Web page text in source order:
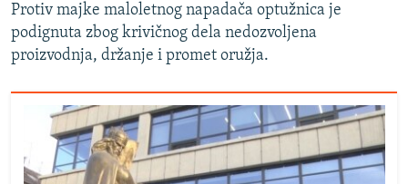
Protiv majke maloletnog napadača optužnica je
podignuta zbog krivičnog dela nedozvoljena
proizvodnja, držanje i promet oružja.